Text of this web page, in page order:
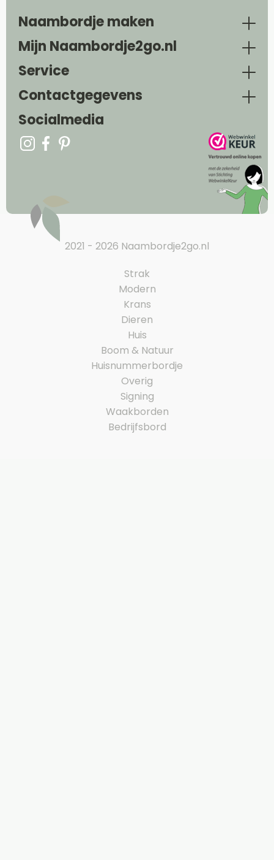
Naambordje maken
Mijn Naambordje2go.nl
Service
Contactgegevens
Socialmedia
2021 - 2026 Naambordje2go.nl
Strak
Modern
Krans
Dieren
Huis
Boom & Natuur
Huisnummerbordje
Overig
Signing
Waakborden
Bedrijfsbord